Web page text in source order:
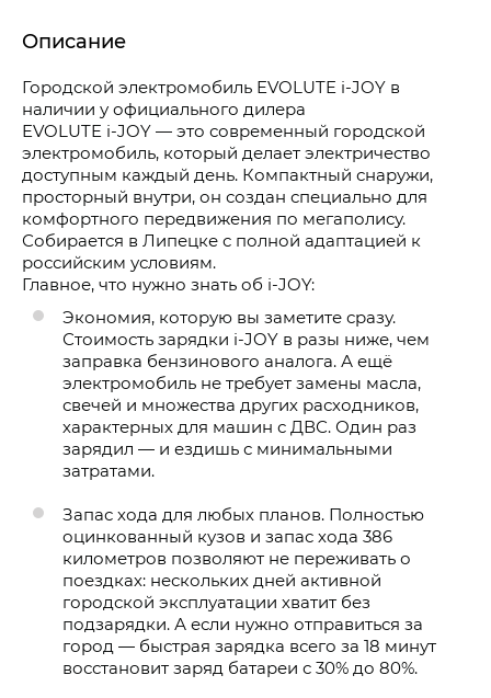
Описание
Городской электромобиль EVOLUTE i-JOY в
наличии у официального дилера
EVOLUTE i-JOY — это современный городской
электромобиль, который делает электричество
доступным каждый день. Компактный снаружи,
просторный внутри, он создан специально для
комфортного передвижения по мегаполису.
Собирается в Липецке с полной адаптацией к
российским условиям.
Главное, что нужно знать об i-JOY:
Экономия, которую вы заметите сразу.
Стоимость зарядки i-JOY в разы ниже, чем
заправка бензинового аналога. А ещё
электромобиль не требует замены масла,
свечей и множества других расходников,
характерных для машин с ДВС. Один раз
зарядил — и ездишь с минимальными
затратами.
Запас хода для любых планов. Полностью
оцинкованный кузов и запас хода 386
километров позволяют не переживать о
поездках: нескольких дней активной
городской эксплуатации хватит без
подзарядки. А если нужно отправиться за
город — быстрая зарядка всего за 18 минут
восстановит заряд батареи с 30% до 80%.